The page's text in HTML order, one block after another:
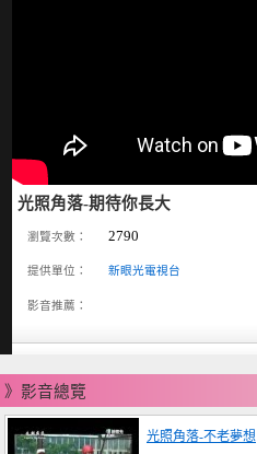
光照角落-期待你長大
瀏覽次數： 2790
提供單位： 新眼光電視台
影音推薦：
》影音總覽
光照角落-不老夢想